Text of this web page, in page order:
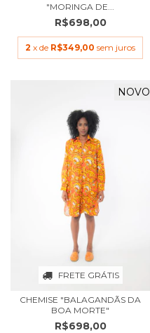
"MORINGA DE...
R$698,00
2 x de R$349,00 sem juros
FRETE GRÁTIS
NOVO
CHEMISE "BALAGANDÃS DA
BOA MORTE"
R$698,00